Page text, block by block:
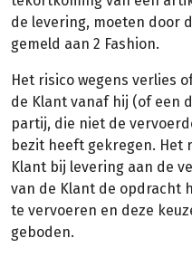
de levering, moeten door
gemeld aan 2 Fashion.
Het risico wegens verlies
de Klant vanaf hij (of een
partij, die niet de
bezit heeft gekregen. Het
Klant bij levering aan de
van de Klant de opdracht
te vervoeren en deze
geboden.